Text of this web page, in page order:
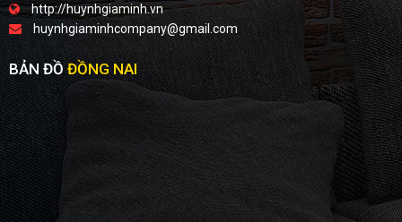
http://huynhgiaminh.vn
huynhgiaminhcompany@gmail.com
BẢN ĐỒĐỒNG NAI